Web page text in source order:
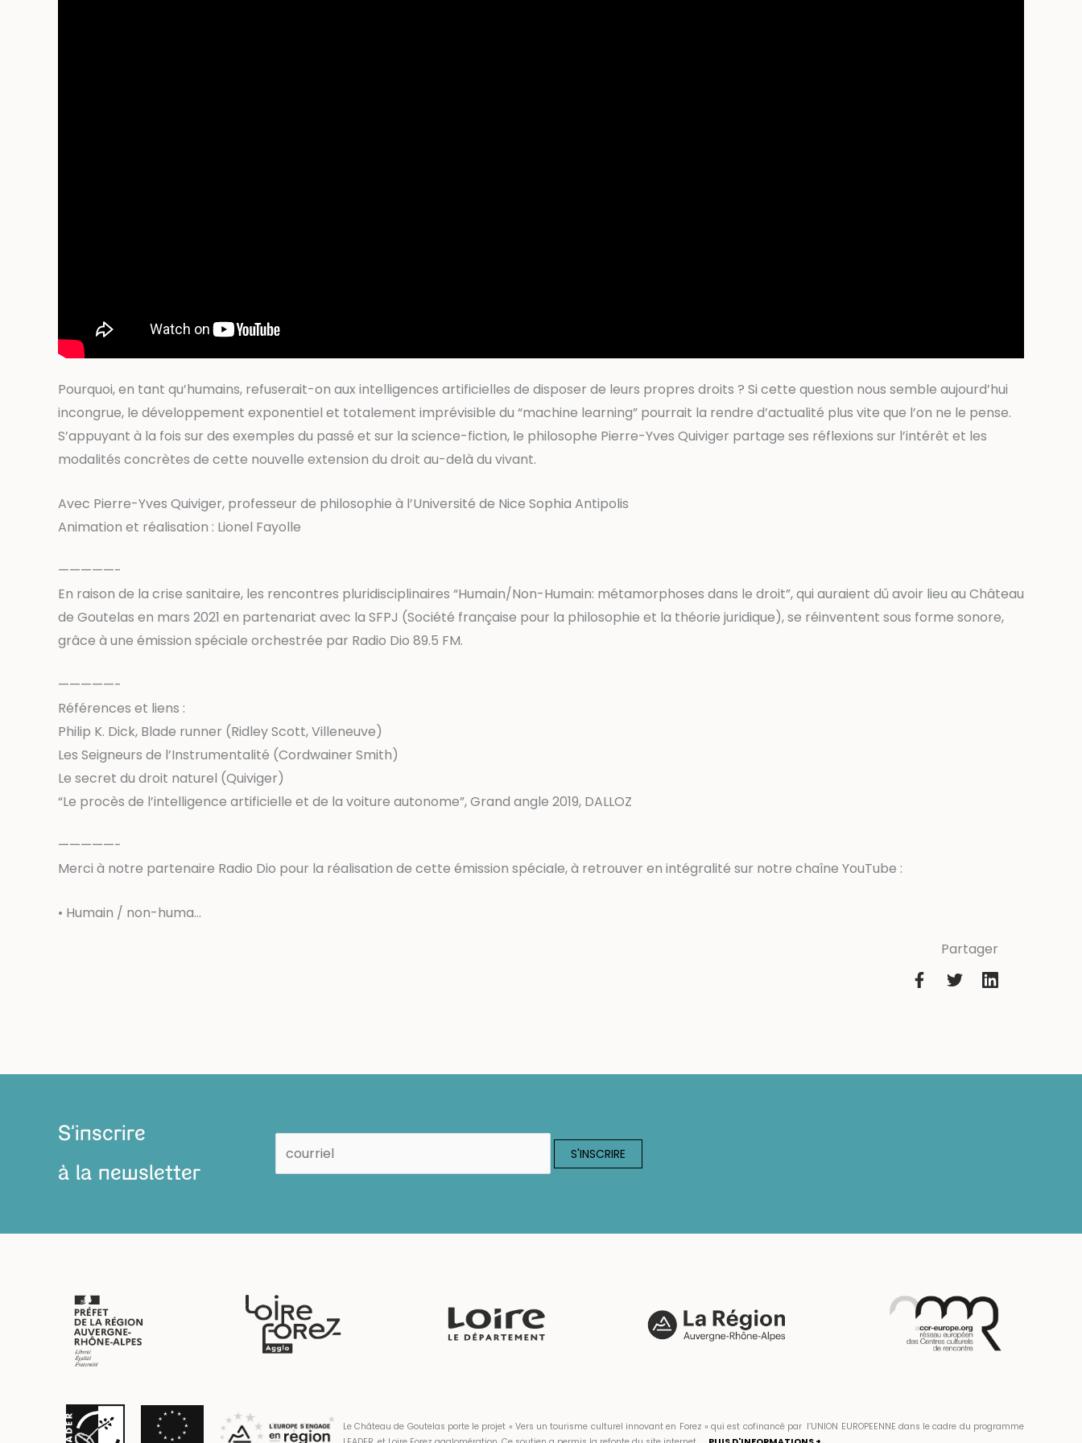
Pourquoi, en tant qu’humains, refuserait-on aux intelligences artificielles de disposer de leurs propres droits ? Si cette question nous semble aujourd’hui
incongrue, le développement exponentiel et totalement imprévisible du “machine learning” pourrait la rendre d’actualité plus vite que l’on ne le pense.
S’appuyant à la fois sur des exemples du passé et sur la science-fiction, le philosophe Pierre-Yves Quiviger partage ses réflexions sur l’intérêt et les
modalités concrètes de cette nouvelle extension du droit au-delà du vivant.
Avec Pierre-Yves Quiviger, professeur de philosophie à l’Université de Nice Sophia Antipolis
Animation et réalisation : Lionel Fayolle
—————-
En raison de la crise sanitaire, les rencontres pluridisciplinaires “Humain/Non-Humain: métamorphoses dans le droit”, qui auraient dû avoir lieu au Château
de Goutelas en mars 2021 en partenariat avec la SFPJ (Société française pour la philosophie et la théorie juridique), se réinventent sous forme sonore,
grâce à une émission spéciale orchestrée par Radio Dio 89.5 FM.
—————-
Références et liens :
Philip K. Dick, Blade runner (Ridley Scott, Villeneuve)
Les Seigneurs de l’Instrumentalité (Cordwainer Smith)
Le secret du droit naturel (Quiviger)
“Le procès de l’intelligence artificielle et de la voiture autonome”, Grand angle 2019, DALLOZ
—————-
Merci à notre partenaire Radio Dio pour la réalisation de cette émission spéciale, à retrouver en intégralité sur notre chaîne YouTube :
• Humain / non-huma…
Partager
S'inscrire
à la newsletter
Le Château de Goutelas porte le projet « Vers un tourisme culturel innovant en Forez » qui est cofinancé par l’UNION EUROPEENNE dans le cadre du programme